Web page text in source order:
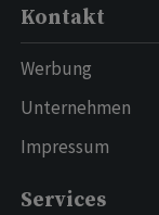
Kontakt
Werbung
Unternehmen
Impressum
Services